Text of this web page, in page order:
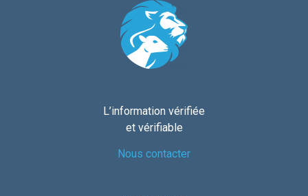
L’information vérifiée
et vérifiable
Nous contacter